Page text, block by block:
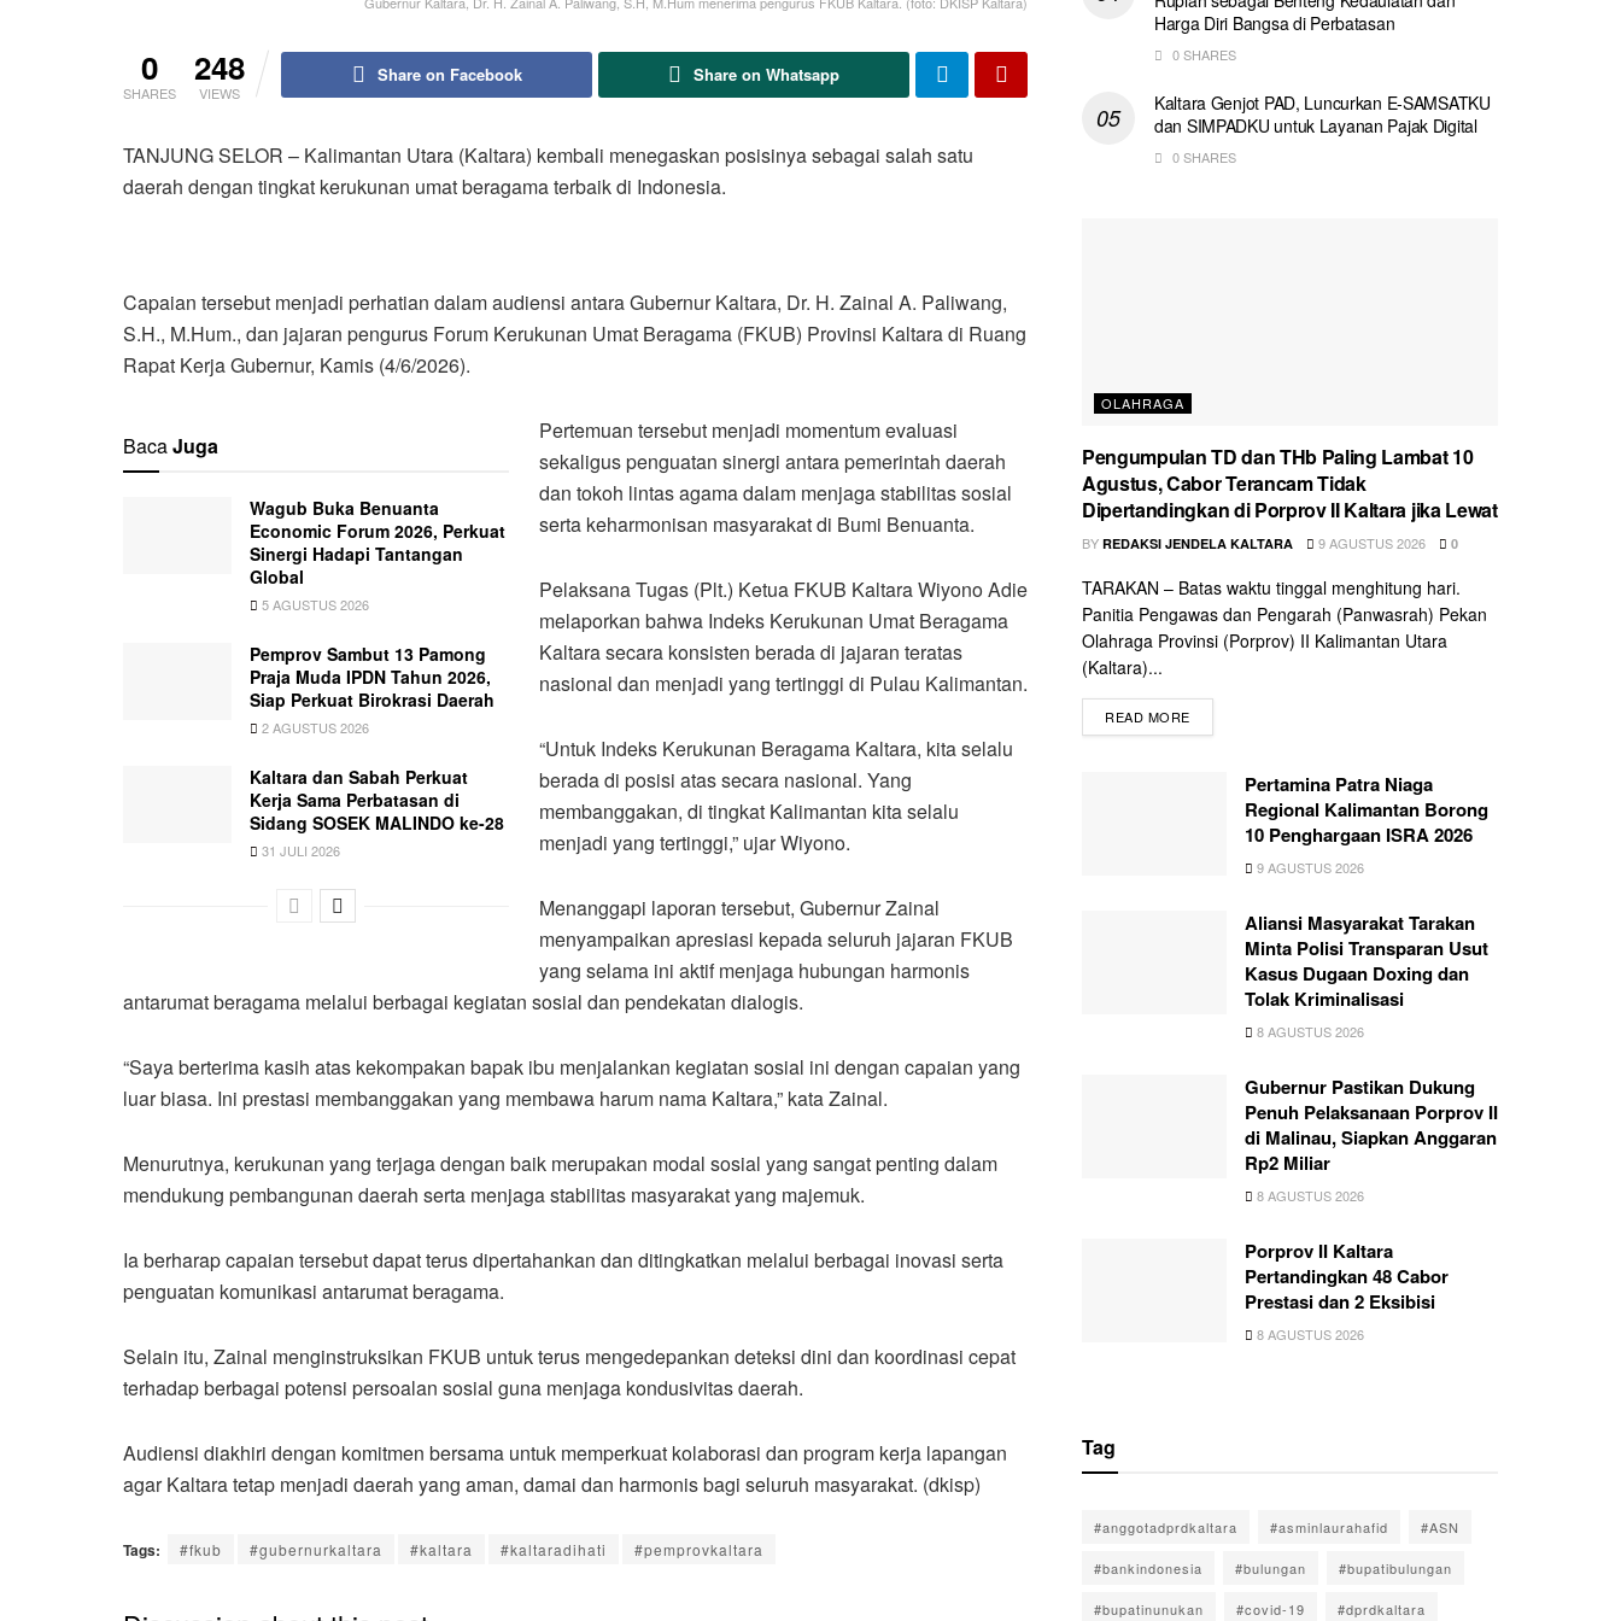
0
SHARES
248
VIEWS
Share on Facebook Share on Whatsapp
TANJUNG SELOR – Kalimantan Utara (Kaltara) kembali menegaskan posisinya sebagai salah satu
daerah dengan tingkat kerukunan umat beragama terbaik di Indonesia.
Capaian tersebut menjadi perhatian dalam audiensi antara Gubernur Kaltara, Dr. H. Zainal A. Paliwang,
S.H., M.Hum., dan jajaran pengurus Forum Kerukunan Umat Beragama (FKUB) Provinsi Kaltara di Ruang
Rapat Kerja Gubernur, Kamis (4/6/2026).
BacaJuga
Wagub Buka Benuanta
Economic Forum 2026, Perkuat
Sinergi Hadapi Tantangan
Global
5 AGUSTUS 2026
Pemprov Sambut 13 Pamong
Praja Muda IPDN Tahun 2026,
Siap Perkuat Birokrasi Daerah
2 AGUSTUS 2026
Kaltara dan Sabah Perkuat
Kerja Sama Perbatasan di
Sidang SOSEK MALINDO ke-28
31 JULI 2026
Pertemuan tersebut menjadi momentum evaluasi
sekaligus penguatan sinergi antara pemerintah daerah
dan tokoh lintas agama dalam menjaga stabilitas sosial
serta keharmonisan masyarakat di Bumi Benuanta.
Pelaksana Tugas (Plt.) Ketua FKUB Kaltara Wiyono Adie
melaporkan bahwa Indeks Kerukunan Umat Beragama
Kaltara secara konsisten berada di jajaran teratas
nasional dan menjadi yang tertinggi di Pulau Kalimantan.
“Untuk Indeks Kerukunan Beragama Kaltara, kita selalu
berada di posisi atas secara nasional. Yang
membanggakan, di tingkat Kalimantan kita selalu
menjadi yang tertinggi,” ujar Wiyono.
Menanggapi laporan tersebut, Gubernur Zainal
menyampaikan apresiasi kepada seluruh jajaran FKUB
yang selama ini aktif menjaga hubungan harmonis
antarumat beragama melalui berbagai kegiatan sosial dan pendekatan dialogis.
“Saya berterima kasih atas kekompakan bapak ibu menjalankan kegiatan sosial ini dengan capaian yang
luar biasa. Ini prestasi membanggakan yang membawa harum nama Kaltara,” kata Zainal.
Menurutnya, kerukunan yang terjaga dengan baik merupakan modal sosial yang sangat penting dalam
mendukung pembangunan daerah serta menjaga stabilitas masyarakat yang majemuk.
Ia berharap capaian tersebut dapat terus dipertahankan dan ditingkatkan melalui berbagai inovasi serta
penguatan komunikasi antarumat beragama.
Selain itu, Zainal menginstruksikan FKUB untuk terus mengedepankan deteksi dini dan koordinasi cepat
terhadap berbagai potensi persoalan sosial guna menjaga kondusivitas daerah.
Audiensi diakhiri dengan komitmen bersama untuk memperkuat kolaborasi dan program kerja lapangan
agar Kaltara tetap menjadi daerah yang aman, damai dan harmonis bagi seluruh masyarakat. (dkisp)
Tags: #fkub #gubernurkaltara #kaltara #kaltaradihati #pemprovkaltara
Harga Diri Bangsa di Perbatasan
0 SHARES
Kaltara Genjot PAD, Luncurkan E-SAMSATKU
dan SIMPADKU untuk Layanan Pajak Digital
0 SHARES
OLAHRAGA
Pengumpulan TD dan THb Paling Lambat 10
Agustus, Cabor Terancam Tidak
Dipertandingkan di Porprov II Kaltara jika Lewat
BY REDAKSI JENDELA KALTARA 9 AGUSTUS 2026 0
TARAKAN – Batas waktu tinggal menghitung hari.
Panitia Pengawas dan Pengarah (Panwasrah) Pekan
Olahraga Provinsi (Porprov) II Kalimantan Utara
(Kaltara)...
READ MORE
Pertamina Patra Niaga
Regional Kalimantan Borong
10 Penghargaan ISRA 2026
9 AGUSTUS 2026
Aliansi Masyarakat Tarakan
Minta Polisi Transparan Usut
Kasus Dugaan Doxing dan
Tolak Kriminalisasi
8 AGUSTUS 2026
Gubernur Pastikan Dukung
Penuh Pelaksanaan Porprov II
di Malinau, Siapkan Anggaran
Rp2 Miliar
8 AGUSTUS 2026
Porprov II Kaltara
Pertandingkan 48 Cabor
Prestasi dan 2 Eksibisi
8 AGUSTUS 2026
Tag
#anggotadprdkaltara #asminlaurahafid #ASN
#bankindonesia #bulungan #bupatibulungan
#bupatinunukan #covid-19 #dprdkaltara